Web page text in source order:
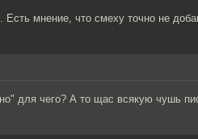
Есть мнение, что смеху точно не
для чего? А то щас всякую чушь